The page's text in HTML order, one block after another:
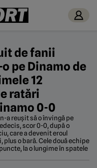
de fanii
pe Dinamo de
12
ratări
0-0
a reușit să o învingă pe
scor 0-0, după o
care a devenit eroul
o bară. Cele două echipe
la o lungime în spatele